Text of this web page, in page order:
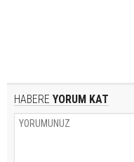
HABERE YORUM KAT